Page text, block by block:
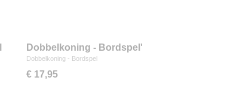
Dobbelkoning - Bordspel'
Dobbelkoning - Bordspel
€ 17,95